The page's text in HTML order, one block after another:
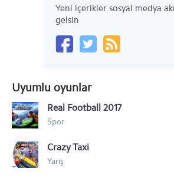
Nokia 220
Nokia Asha 230
Nokia X+
Yeni içerikler sosyal medya
gelsin
Uyumlu oyunlar
Real Football 2017
Spor
Crazy Taxi
Yarış